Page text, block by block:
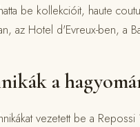
be kollekcióit, haute
az Hotel d'Evreux-ben, a
a
vezetett be a